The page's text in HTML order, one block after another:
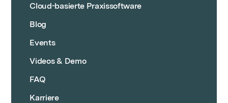
Cloud-basierte Praxissoftware
Blog
Events
Videos & Demo
FAQ
Karriere